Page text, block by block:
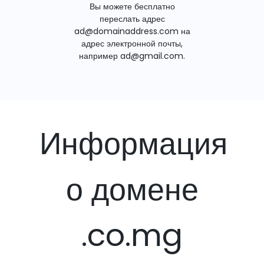
Вы можете бесплатно
переслать адрес
ad@domainaddress.com на
адрес электронной почты,
например ad@gmail.com.
Информация
о домене
.co.mg